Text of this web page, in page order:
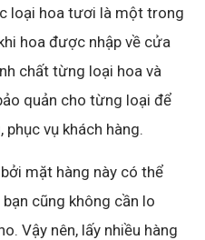
loại hoa tươi là một trong
hoa được nhập về cửa
chất từng loại hoa và
quản cho từng loại để
vụ khách hàng.
mặt hàng này có thể
cũng không cần lo
Vậy nên, lấy nhiều hàng